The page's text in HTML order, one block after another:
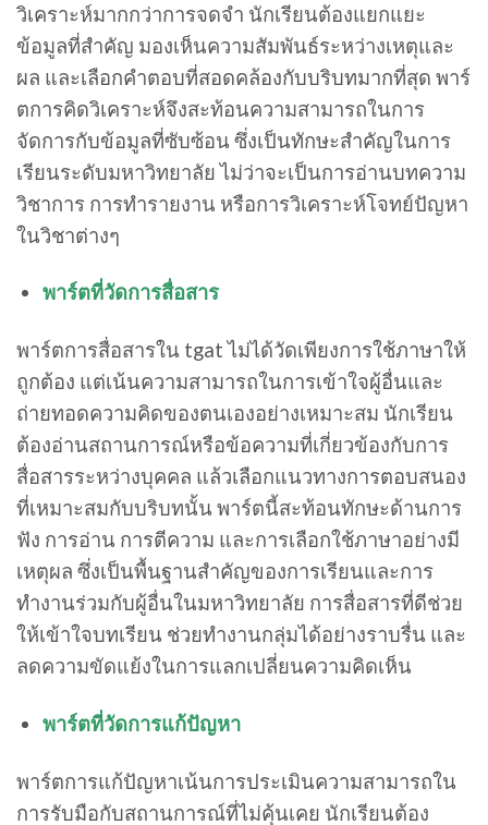
วิเคราะห์มากกว่าการจดจำ นักเรียนต้องแยกแยะ
ข้อมูลที่สำคัญ มองเห็นความสัมพันธ์ระหว่างเหตุและ
ผล และเลือกคำตอบที่สอดคล้องกับบริบทมากที่สุด พาร์
ตการคิดวิเคราะห์จึงสะท้อนความสามารถในการ
จัดการกับข้อมูลที่ซับซ้อน ซึ่งเป็นทักษะสำคัญในการ
เรียนระดับมหาวิทยาลัย ไม่ว่าจะเป็นการอ่านบทความ
วิชาการ การทำรายงาน หรือการวิเคราะห์โจทย์ปัญหา
ในวิชาต่างๆ
พาร์ตที่วัดการสื่อสาร
พาร์ตการสื่อสารใน tgat ไม่ได้วัดเพียงการใช้ภาษาให้
ถูกต้อง แต่เน้นความสามารถในการเข้าใจผู้อื่นและ
ถ่ายทอดความคิดของตนเองอย่างเหมาะสม นักเรียน
ต้องอ่านสถานการณ์หรือข้อความที่เกี่ยวข้องกับการ
สื่อสารระหว่างบุคคล แล้วเลือกแนวทางการตอบสนอง
ที่เหมาะสมกับบริบทนั้น พาร์ตนี้สะท้อนทักษะด้านการ
ฟัง การอ่าน การตีความ และการเลือกใช้ภาษาอย่างมี
เหตุผล ซึ่งเป็นพื้นฐานสำคัญของการเรียนและการ
ทำงานร่วมกับผู้อื่นในมหาวิทยาลัย การสื่อสารที่ดีช่วย
ให้เข้าใจบทเรียน ช่วยทำงานกลุ่มได้อย่างราบรื่น และ
ลดความขัดแย้งในการแลกเปลี่ยนความคิดเห็น
พาร์ตที่วัดการแก้ปัญหา
พาร์ตการแก้ปัญหาเน้นการประเมินความสามารถใน
การรับมือกับสถานการณ์ที่ไม่คุ้นเคย นักเรียนต้อง